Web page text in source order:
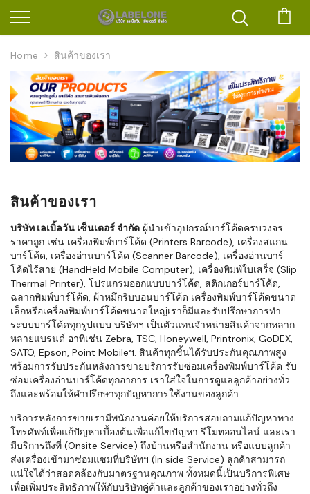
Home สินค้าของเรา
สินค้าของเรา
บริษัท เลเบิ้ลวัน เซ็นเตอร์ จำกัด ผู้นำเข้าอุปกรณ์บาร์โค้ดครบวงจร
ราคาถูก เช่น เครื่องพิมพ์บาร์โค้ด (Printers Barcode), เครื่องสแกน
บาร์โค้ด, เครื่องอ่านบาร์โค้ด (Scanner Barcode), เครื่องอ่านบาร์
โค้ดไร้สาย (HandHeld Mobile Computer), เครื่องพิมพ์ใบเสร็จ (Slip
Thermal Printer), โปรแกรมออกแบบบาร์โค้ด, สติกเกอร์บาร์โค้ด,
ฉลากพิมพ์บาร์โค้ด, ผ้าหมึกริบบอนบาร์โค้ด เครื่องพิมพ์บาร์โค้ดขนาด
เล็กหรือเครื่องพิมพ์บาร์โค้ดขนาดใหญ่เราก็มีและรับปรึกษาการทำ
ระบบบาร์โค้ดทุกรูปแบบ บริษัทฯ เป็นตัวแทนจำหน่ายสินค้าจากหลาก
หลายแบรนด์ อาทิเช่น Zebra, TSC, Honeywell, Printronix, GoDEX,
SATO, Epson, Point Mobileฯ. สินค้าทุกชิ้นได้รับประกันคุณภาพสูง
พร้อมการรับประกันหลังการขายบริการรับซ่อมเครื่องพิมพ์บาร์โค้ด รับ
ซ่อมเครื่องอ่านบาร์โค้ดทุกอาการ เราใส่ใจในการดูแลลูกค้าอย่างทั่ว
ถึงและพร้อมให้คำปรึกษาทุกปัญหาการใช้งานของลูกค้า
บริการหลังการขายเรามีพนักงานค่อยให้บริการสอบถามแก้ปัญหาทาง
โทรศัพท์เพื่อแก้ปัญหาเบื้องต้นเพื่อแก้ไขปัญหา รีโมทออนไลน์ และเรา
มีบริการถึงที่ (Onsite Service) ถึงบ้านหรือสำนักงาน หรือแบบลูกค้า
ส่งเครื่องเข้ามาซ่อมแซมที่บริษัทฯ (In side Service) ลูกค้าสามารถ
แน่ใจได้ว่าสอดคล้องกับมาตรฐานคุณภาพ ทั้งหมดนี้เป็นบริการพิเศษ
เพื่อเพิ่มประสิทธิภาพให้กับบริษัทคู่ค้าและลูกค้าของเราอย่างทั่วถึง